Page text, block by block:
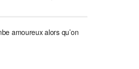
amoureux alors qu’on